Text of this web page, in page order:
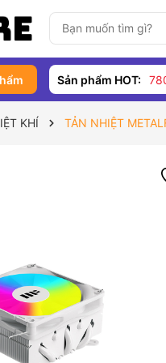
Sản phẩm HOT:
KHÍ TẢN NHIỆT